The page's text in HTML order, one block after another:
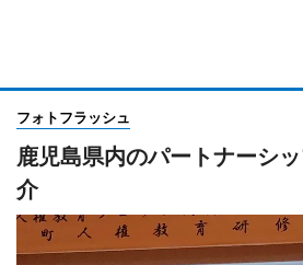
フォトフラッシュ
鹿児島県内のパートナーシ
介